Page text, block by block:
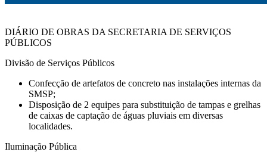
DIÁRIO DE OBRAS DA SECRETARIA DE SERVIÇOS
PÚBLICOS
Divisão de Serviços Públicos
Confecção de artefatos de concreto nas instalações internas da
SMSP;
Disposição de 2 equipes para substituição de tampas e grelhas
de caixas de captação de águas pluviais em diversas
localidades.
Iluminação Pública